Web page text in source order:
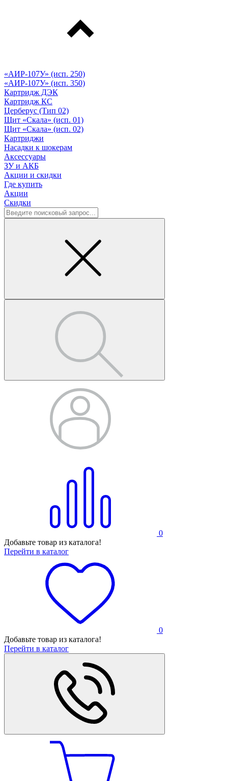
«АИР-107У» (исп. 250)
«АИР-107У» (исп. 350)
Картридж ДЭК
Картридж КС
Церберус (Тип 02)
Щит «Скала» (исп. 01)
Щит «Скала» (исп. 02)
Картриджи
Насадки к шокерам
Аксессуары
ЗУ и АКБ
Акции и скидки
Где купить
Акции
Скидки
0
Добавьте товар из каталога!
Перейти в каталог
0
Добавьте товар из каталога!
Перейти в каталог